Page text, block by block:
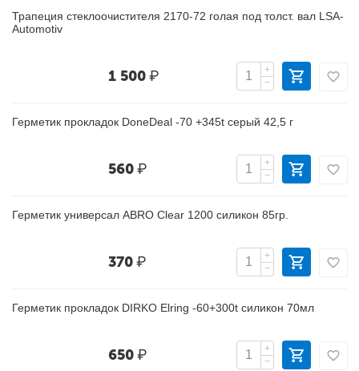
Трапеция стеклоочистителя 2170-72 голая под толст. вал LSA-
Automotiv
1 500₽
+
−
Герметик прокладок DoneDeal -70 +345t серый 42,5 г
560₽
+
−
Герметик универсал ABRO Clear 1200 силикон 85гр.
370₽
+
−
Герметик прокладок DIRKO Elring -60+300t силикон 70мл
650₽
+
−